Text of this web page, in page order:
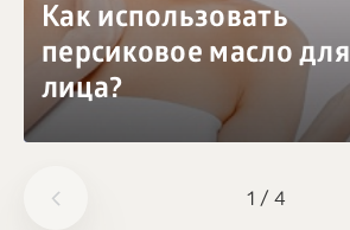
1 / 4
Как использовать
персиковое масло для
лица?